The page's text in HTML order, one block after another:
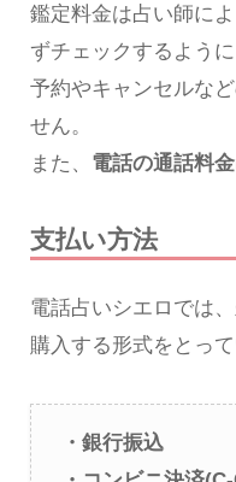
鑑定料金は占い師に
ずチェックするように
予約やキャンセルな
せん。
また、 電話の通話料
支払い方法
電話占いシエロでは、
購入する形式をとって
・銀行振込